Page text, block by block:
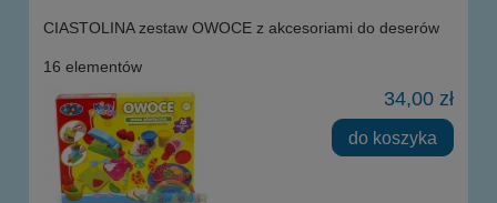
CIASTOLINA zestaw OWOCE z akcesoriami do deserów
16 elementów
34,00 zł
do koszyka